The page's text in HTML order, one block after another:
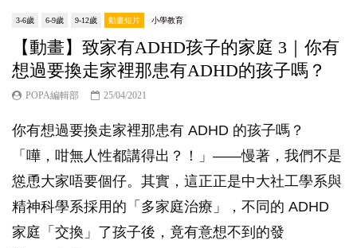
3-6歲 6-9歲 9-12歲 動畫短片 小學教育
【動畫】致家有ADHD孩子的家庭 3｜你有
想過要換走家裡那患有ADHD的孩子嗎？
POPA編輯部 25/04/2021
你有想過要換走家裡那患有 ADHD 的孩子嗎？
「嘩，咁無人性都講得出？！」——慢著，我們不是
慫恿大家唔要個仔。其實，這正正是中大社工學系與
精神科學系採用的「多家庭治療​」，不同的 ADHD
家庭「交換」了孩子後，竟有意想不到的發